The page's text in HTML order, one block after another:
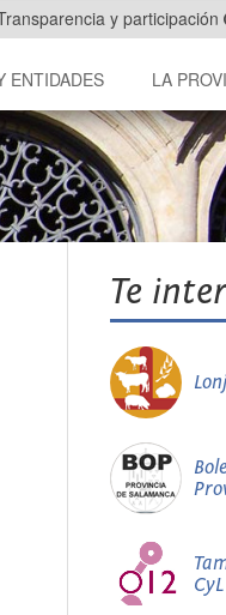
y participación
ENTIDADES LA
Te